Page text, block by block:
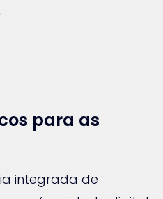
para as
integrada de